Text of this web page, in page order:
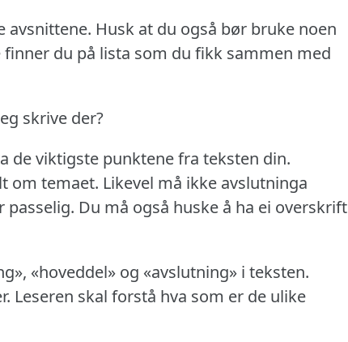
avsnittene. Husk at du også bør bruke noen
du på lista som du fikk sammen med
skrive der?
de viktigste punktene fra teksten din.
om temaet. Likevel må ikke avslutninga
passelig. Du må også huske å ha ei overskrift
«hoveddel» og «avslutning» i teksten.
Leseren skal forstå hva som er de ulike